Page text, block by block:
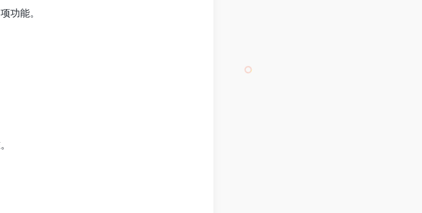
功能。